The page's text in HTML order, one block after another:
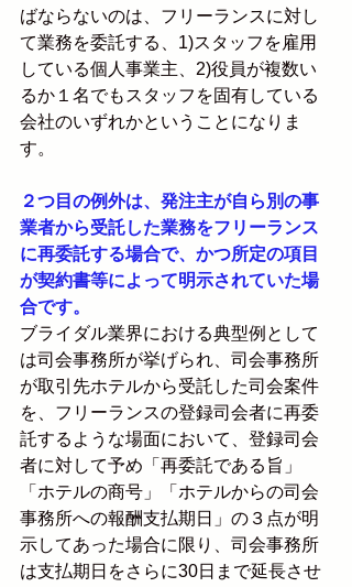
ばならないのは、フリーランスに対し
て業務を委託する、1)スタッフを雇用
している個人事業主、2)役員が複数い
るか１名でもスタッフを固有している
会社のいずれかということになりま
す。
２つ目の例外は、発注主が自ら別の事
業者から受託した業務をフリーランス
に再委託する場合で、かつ所定の項目
が契約書等によって明示されていた場
合です。
ブライダル業界における典型例として
は司会事務所が挙げられ、司会事務所
が取引先ホテルから受託した司会案件
を、フリーランスの登録司会者に再委
託するような場面において、登録司会
者に対して予め「再委託である旨」
「ホテルの商号」「ホテルからの司会
事務所への報酬支払期日」の３点が明
示してあった場合に限り、司会事務所
は支払期日をさらに30日まで延長させ